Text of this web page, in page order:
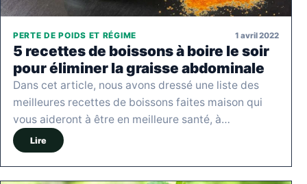
PERTE DE POIDS ET RÉGIME 1 avril 2022
5 recettes de boissons à boire le soir
pour éliminer la graisse abdominale
Dans cet article, nous avons dressé une liste des
meilleures recettes de boissons faites maison qui
vous aideront à être en meilleure santé, à…
Lire